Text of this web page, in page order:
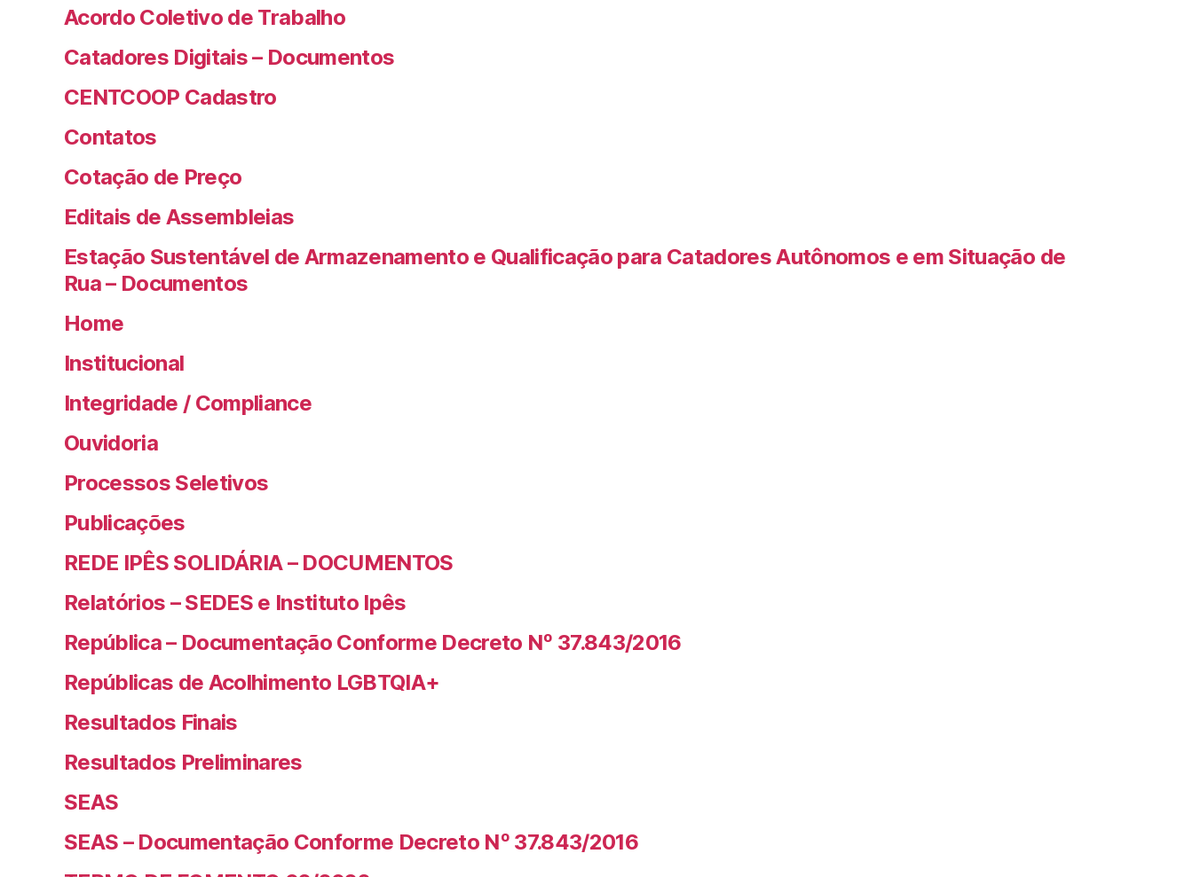
Acordo Coletivo de Trabalho
Catadores Digitais – Documentos
CENTCOOP Cadastro
Contatos
Cotação de Preço
Editais de Assembleias
Estação Sustentável de Armazenamento e Qualificação para Catadores Autônomos e em Situação de
Rua – Documentos
Home
Institucional
Integridade / Compliance
Ouvidoria
Processos Seletivos
Publicações
REDE IPÊS SOLIDÁRIA – DOCUMENTOS
Relatórios – SEDES e Instituto Ipês
República – Documentação Conforme Decreto Nº 37.843/2016
Repúblicas de Acolhimento LGBTQIA+
Resultados Finais
Resultados Preliminares
SEAS
SEAS – Documentação Conforme Decreto Nº 37.843/2016